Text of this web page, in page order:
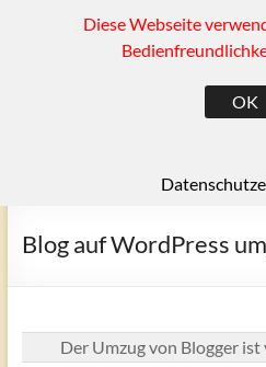
Ragow und
Blog auf WordPress
Der Umzug von Blogger ist
Diese Webseite
OK